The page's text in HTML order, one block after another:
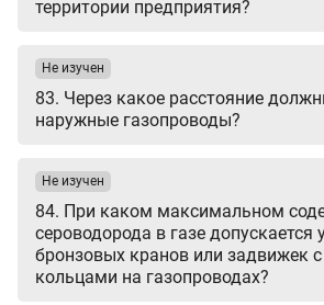
территории предприятия?
83. Через какое расстояние
наружные газопроводы?
Не изучен
84. При каком максимальном
сероводорода в газе допускается
бронзовых кранов или задвижек
кольцами на газопроводах?
Не изучен